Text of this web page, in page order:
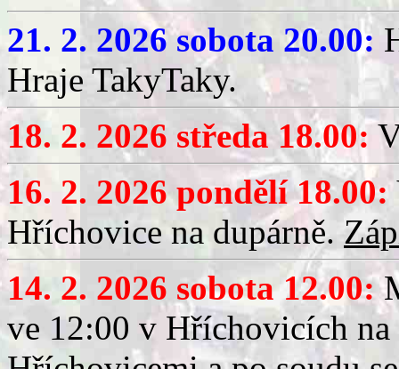
21. 2. 2026 sobota 20.00:
Hraje TakyTaky.
18. 2. 2026 středa 18.00:
16. 2. 2026 pondělí 18.00:
Hříchovice na dupárně.
14. 2. 2026 sobota 12.00:
ve 12:00 v Hříchovicích